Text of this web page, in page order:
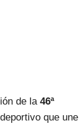
de la 46ª
que une